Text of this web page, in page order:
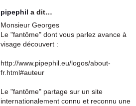
pipephil a dit…
Monsieur Georges
Le "fantôme" dont vous parlez avance à
visage découvert :
http://www.pipephil.eu/logos/about-
fr.html#auteur
Le "fantôme" partage sur un site
internationalement connu et reconnu une